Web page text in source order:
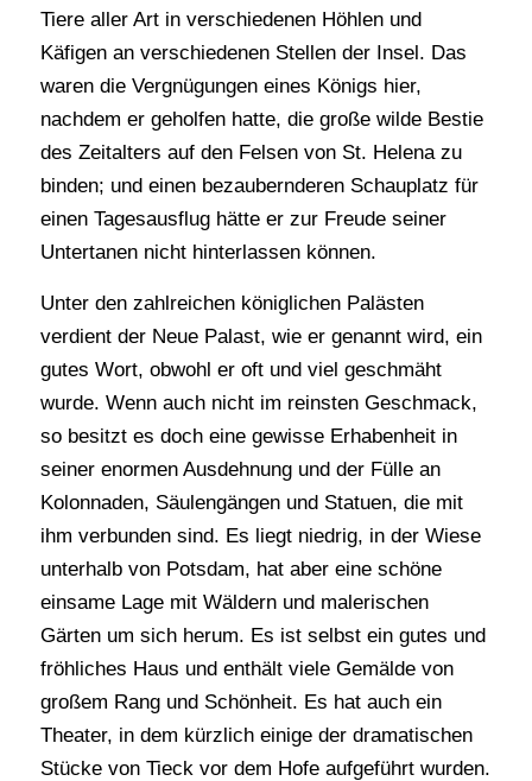
Tiere aller Art in verschiedenen Höhlen und
Käfigen an verschiedenen Stellen der Insel. Das
waren die Vergnügungen eines Königs hier,
nachdem er geholfen hatte, die große wilde Bestie
des Zeitalters auf den Felsen von St. Helena zu
binden; und einen bezaubernderen Schauplatz für
einen Tagesausflug hätte er zur Freude seiner
Untertanen nicht hinterlassen können.
Unter den zahlreichen königlichen Palästen
verdient der Neue Palast, wie er genannt wird, ein
gutes Wort, obwohl er oft und viel geschmäht
wurde. Wenn auch nicht im reinsten Geschmack,
so besitzt es doch eine gewisse Erhabenheit in
seiner enormen Ausdehnung und der Fülle an
Kolonnaden, Säulengängen und Statuen, die mit
ihm verbunden sind. Es liegt niedrig, in der Wiese
unterhalb von Potsdam, hat aber eine schöne
einsame Lage mit Wäldern und malerischen
Gärten um sich herum. Es ist selbst ein gutes und
fröhliches Haus und enthält viele Gemälde von
großem Rang und Schönheit. Es hat auch ein
Theater, in dem kürzlich einige der dramatischen
Stücke von Tieck vor dem Hofe aufgeführt wurden.